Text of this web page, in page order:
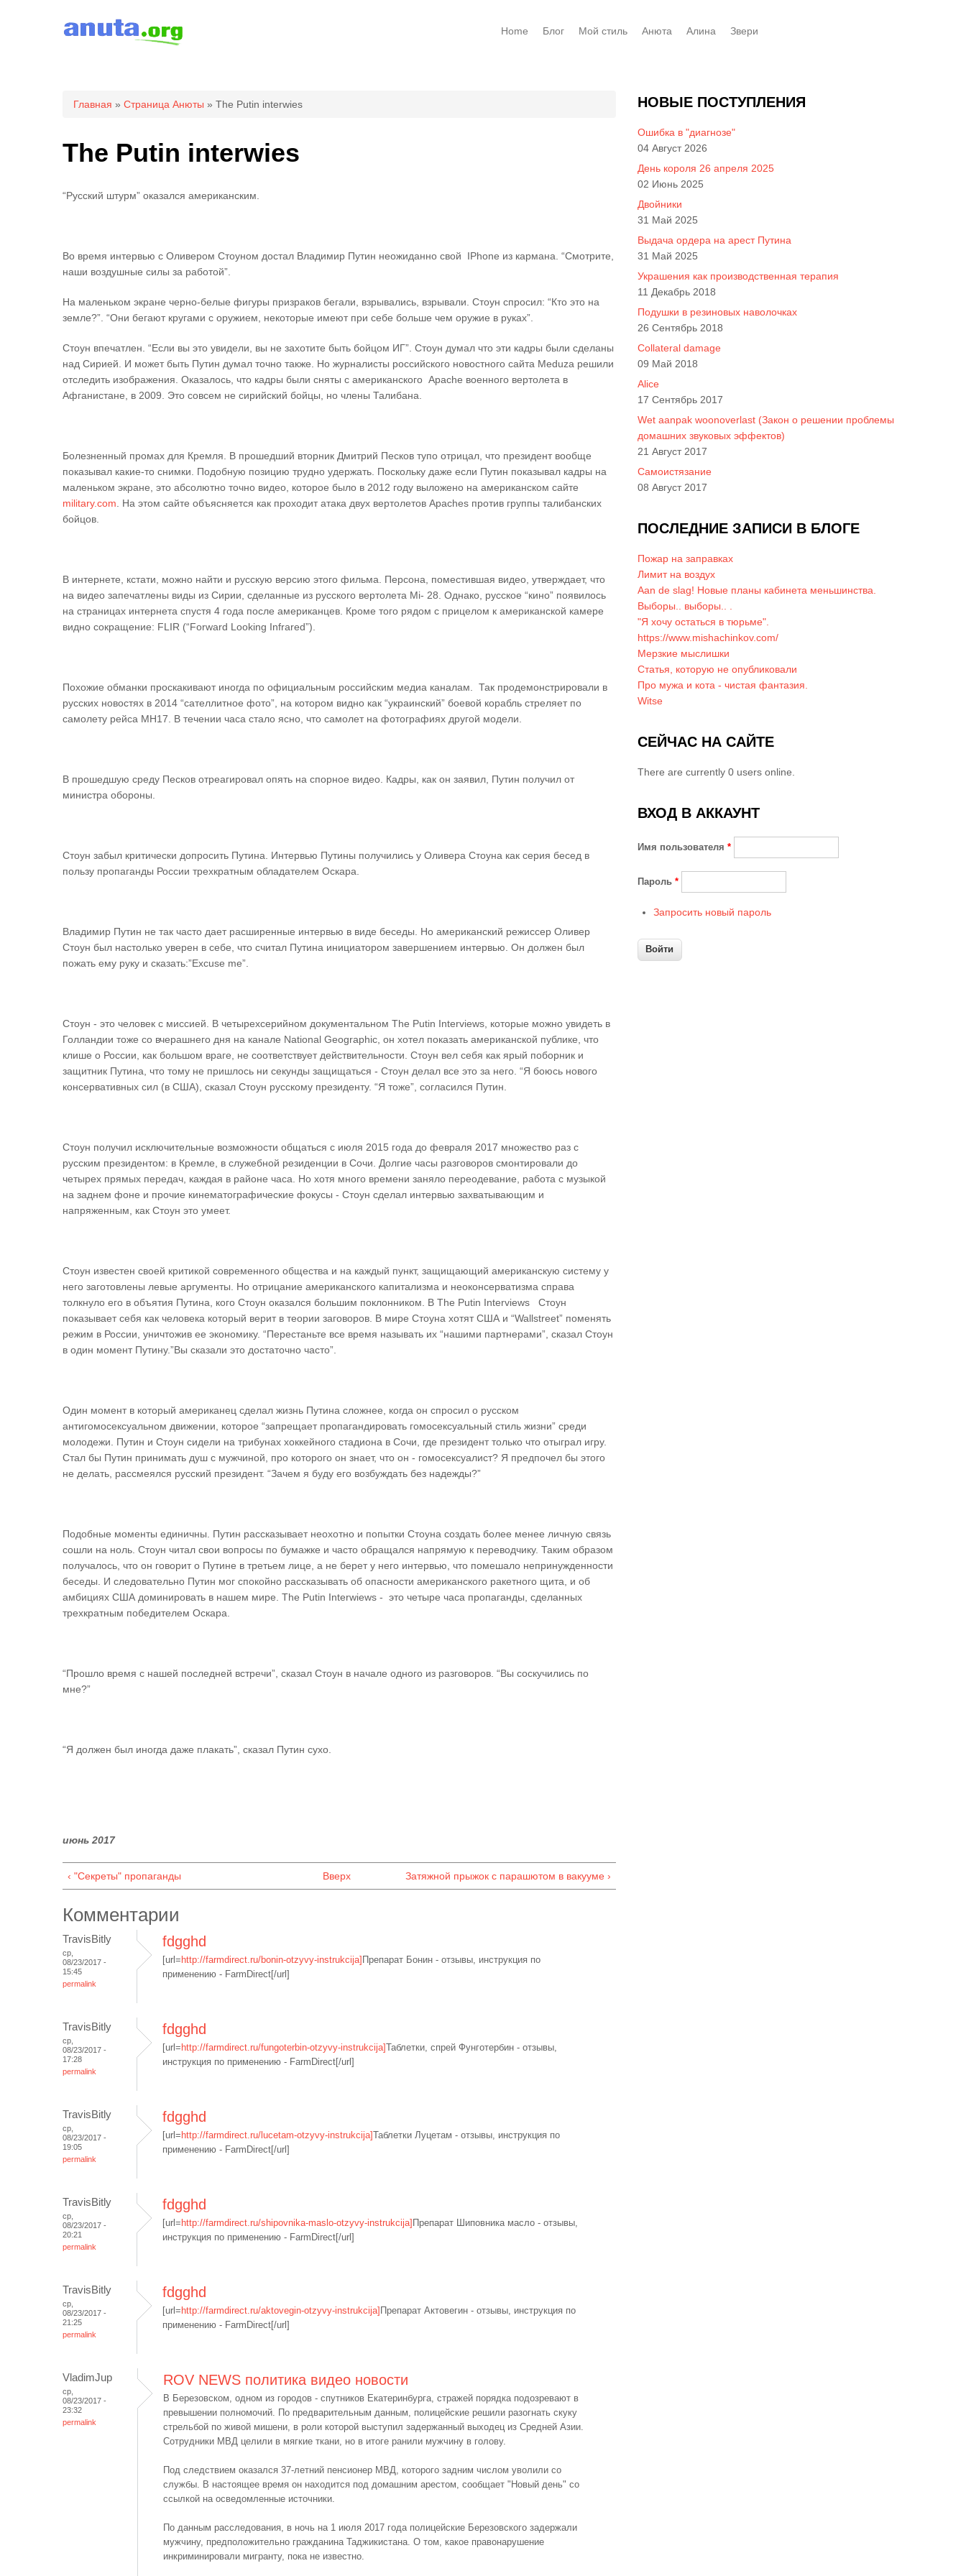
Home Блог Мой стиль Анюта Алинa Звери
Вы здесь
Главная » Страница Анюты » The Putin interwies
The Putin interwies
“Русский штурм” оказался американским.
Во время интервью с Оливером Стоуном достал Владимир Путин неожиданно свой IPhone из кармана. “Смотрите,
наши воздушные силы за работой”.
На маленьком экране черно-белые фигуры призраков бегали, взрывались, взрывали. Стоун спросил: “Кто это на
земле?”. “Они бегают кругами с оружием, некоторые имеют при себе больше чем оружие в руках”.
Стоун впечатлен. “Если вы это увидели, вы не захотите быть бойцом ИГ”. Стоун думал что эти кадры были сделаны
над Сирией. И может быть Путин думал точно также. Но журналисты российского новостного сайта Meduza решили
отследить изображения. Оказалось, что кадры были сняты с американского Аpache военного вертолета в
Афганистане, в 2009. Это совсем не сирийский бойцы, но члены Талибана.
Болезненный промах для Кремля. В прошедший вторник Дмитрий Песков тупо отрицал, что президент вообще
показывал какие-то снимки. Подобную позицию трудно удержать. Поскольку даже если Путин показывал кадры на
маленьком экране, это абсолютно точно видео, которое было в 2012 году выложено на американском сайте
military.com . На этом сайте объясняется как проходит атака двух вертолетов Аpaches против группы талибанских
бойцов.
В интернете, кстати, можно найти и русскую версию этого фильма. Персона, поместившая видео, утверждает, что
на видео запечатлены виды из Сирии, сделанные из русского вертолета Mi- 28. Однако, русское “кино” появилось
на страницах интернета спустя 4 года после американцев. Кроме того рядом с прицелом к американской камере
видно сокращение: FLIR (“Forward Looking Infrared”).
Похожие обманки проскакивают иногда по официальным российским медиа каналам. Так продемонстрировали в
русских новостях в 2014 “сателлитное фото”, на котором видно как “украинский” боевой корабль стреляет по
самолету рейса MH17. В течении часа стало ясно, что самолет на фотографиях другой модели.
В прошедшую среду Песков отреагировал опять на спорное видео. Кадры, как он заявил, Путин получил от
министра обороны.
Стоун забыл критически допросить Путина. Интервью Путины получились у Оливера Стоуна как серия бесед в
пользу пропаганды России трехкратным обладателем Оскара.
Владимир Путин не так часто дает расширенные интервью в виде беседы. Но американский режиссер Оливер
Стоун был настолько уверен в себе, что считал Путина инициатором завершением интервью. Он должен был
пожать ему руку и сказать:”Excuse me”.
Стоун - это человек с миссией. В четырехсерийном документальном The Putin Interviews, которые можно увидеть в
Голландии тоже со вчерашнего дня на канале National Geographic, он хотел показать американской публике, что
клише о России, как большом враге, не соответствует действительности. Стоун вел себя как ярый поборник и
защитник Путина, что тому не пришлось ни секунды защищаться - Стоун делал все это за него. “Я боюсь нового
консервативных сил (в США), сказал Стоун русскому президенту. “Я тоже”, согласился Путин.
Стоун получил исключительные возможности общаться с июля 2015 года до февраля 2017 множество раз с
русским президентом: в Кремле, в служебной резиденции в Сочи. Долгие часы разговоров смонтировали до
четырех прямых передач, каждая в районе часа. Но хотя много времени заняло переодевание, работа с музыкой
на заднем фоне и прочие кинематографические фокусы - Стоун сделал интервью захватывающим и
напряженным, как Стоун это умеет.
Стоун известен своей критикой современного общества и на каждый пункт, защищающий американскую систему у
него заготовлены левые аргументы. Но отрицание американского капитализма и неоконсерватизма справа
толкнуло его в объятия Путина, кого Стоун оказался большим поклонником. В The Putin Interviews Стоун
показывает себя как человека который верит в теории заговоров. В мире Стоуна хотят США и “Wallstreet” поменять
режим в России, уничтожив ее экономику. “Перестаньте все время называть их “нашими партнерами”, сказал Стоун
в один момент Путину.”Вы сказали это достаточно часто”.
Один момент в который американец сделал жизнь Путина сложнее, когда он спросил о русском
антигомосексуальном движении, которое “запрещает пропагандировать гомосексуальный стиль жизни” среди
молодежи. Путин и Стоун сидели на трибунах хоккейного стадиона в Сочи, где президент только что отыграл игру.
Стал бы Путин принимать душ с мужчиной, про которого он знает, что он - гомосексуалист? Я предпочел бы этого
не делать, рассмеялся русский президент. “Зачем я буду его возбуждать без надежды?”
Подобные моменты единичны. Путин рассказывает неохотно и попытки Стоуна создать более менее личную связь
сошли на ноль. Стоун читал свои вопросы по бумажке и часто обращался напрямую к переводчику. Таким образом
получалось, что он говорит о Путине в третьем лице, а не берет у него интервью, что помешало непринужденности
беседы. И следовательно Путин мог спокойно рассказывать об опасности американского ракетного щита, и об
амбициях США доминировать в нашем мире. The Putin Interwiews - это четыре часа пропаганды, сделанных
трехкратным победителем Оскара.
“Прошло время с нашей последней встречи”, сказал Стоун в начале одного из разговоров. “Вы соскучились по
мне?”
“Я должен был иногда даже плакать”, сказал Путин сухо.
июнь 2017
‹ "Секреты" пропаганды Вверх Затяжной прыжок с парашютом в вакууме ›
Комментарии
TravisBitly
ср,
08/23/2017 -
15:45
permalink
fdgghd
[url= http://farmdirect.ru/bonin-otzyvy-instrukcija] Препарат Бонин - отзывы, инструкция по
применению - FarmDirect[/url]
TravisBitly
ср,
08/23/2017 -
17:28
permalink
fdgghd
[url= http://farmdirect.ru/fungoterbin-otzyvy-instrukcija]Таблетки, спрей Фунготербин - отзывы,
инструкция по применению - FarmDirect[/url]
TravisBitly
ср,
08/23/2017 -
19:05
permalink
fdgghd
[url= http://farmdirect.ru/lucetam-otzyvy-instrukcija]Таблетки Луцетам - отзывы, инструкция по
применению - FarmDirect[/url]
TravisBitly
ср,
08/23/2017 -
20:21
permalink
fdgghd
[url= http://farmdirect.ru/shipovnika-maslo-otzyvy-instrukcija] Препарат Шиповника масло - отзывы,
инструкция по применению - FarmDirect[/url]
TravisBitly
ср,
08/23/2017 -
21:25
permalink
fdgghd
[url= http://farmdirect.ru/aktovegin-otzyvy-instrukcija] Препарат Актовегин - отзывы, инструкция по
применению - FarmDirect[/url]
VladimJup
ср,
08/23/2017 -
23:32
permalink
ROV NEWS политика видео новости
В Березовском, одном из городов - спутников Екатеринбурга, стражей порядка подозревают в
превышении полномочий. По предварительным данным, полицейские решили разогнать скуку
стрельбой по живой мишени, в роли которой выступил задержанный выходец из Средней Азии.
Сотрудники МВД целили в мягкие ткани, но в итоге ранили мужчину в голову.
Под следствием оказался 37-летний пенсионер МВД, которого задним числом уволили со
службы. В настоящее время он находится под домашним арестом, сообщает "Новый день" со
ссылкой на осведомленные источники.
По данным расследования, в ночь на 1 июля 2017 года полицейские Березовского задержали
мужчину, предположительно гражданина Таджикистана. О том, какое правонарушение
инкриминировали мигранту, пока не известно.
НОВЫЕ ПОСТУПЛЕНИЯ
Ошибка в "диагнозе"
04 Август 2026
День короля 26 апреля 2025
02 Июнь 2025
Двойники
31 Май 2025
Выдача ордера на арест Путина
31 Май 2025
Украшения как производственная терапия
11 Декабрь 2018
Подушки в резиновых наволочках
26 Сентябрь 2018
Collateral damage
09 Май 2018
Alice
17 Сентябрь 2017
Wet aanpak woonoverlast (Закон о решении проблемы
домашних звуковых эффектов)
21 Август 2017
Самоистязание
08 Август 2017
ПОСЛЕДНИЕ ЗАПИСИ В БЛОГЕ
Пожар на заправках
Лимит на воздух
Aan de slag! Новые планы кабинета меньшинства.
Выборы.. выборы.. .
"Я хочу остаться в тюрьме".
https://www.mishachinkov.com/
Мерзкие мыслишки
Статья, которую не опубликовали
Про мужа и кота - чистая фантазия.
Witse
СЕЙЧАС НА САЙТЕ
There are currently 0 users online.
ВХОД В АККАУНТ
Имя пользователя *
Пароль *
Запросить новый пароль